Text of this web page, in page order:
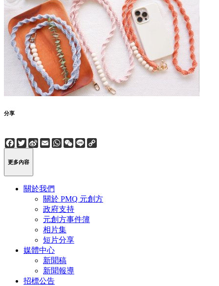
分享
Facebook
Twitter
Sina
Weibo
EmailWhatsApp
WeChat
Line
更多內容
關於我們
關於 PMQ 元創方
政府支持
元創方事件簿
相片集
短片分享
媒體中心
新聞稿
新聞報導
招標公告